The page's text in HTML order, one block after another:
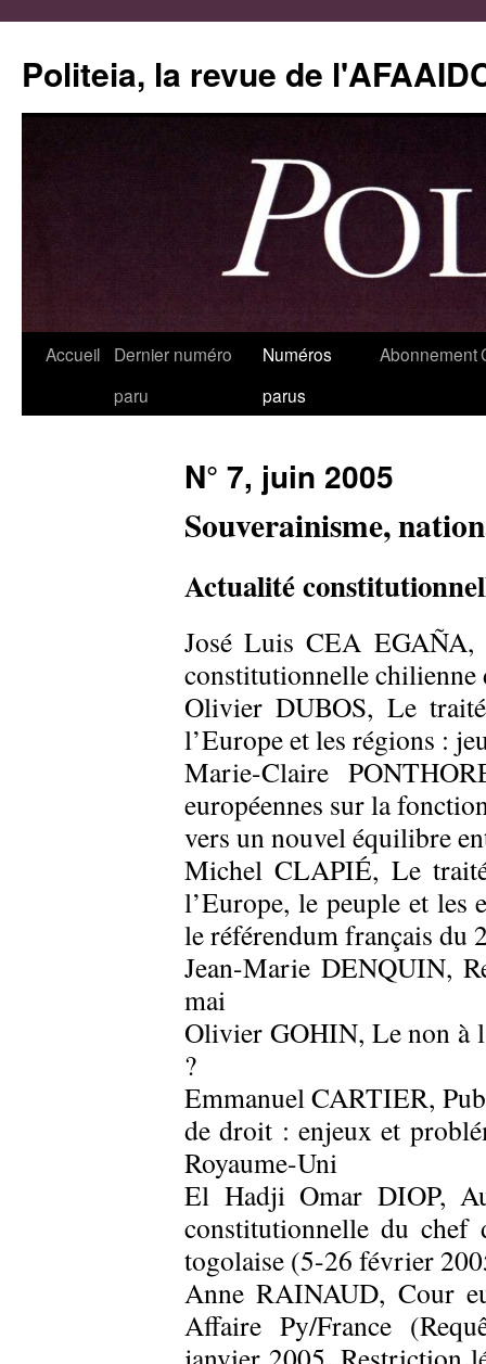
contenu
Politeia, la revue de
Accueil
Dernier numéro
paru
Numéros
parus
Abonnement
N° 7, juin 2005
Souverainisme,
Actualité
José Luis CEA EGAÑA,
constitutionnelle chilienne
Olivier DUBOS, Le
l’Europe et les régions :
Marie-Claire
européennes sur la
vers un nouvel équilibre
Michel CLAPIÉ, Le
l’Europe, le peuple et les
le référendum français du
Jean-Marie DENQUIN,
mai
Olivier GOHIN, Le non à
?
Emmanuel CARTIER,
de droit : enjeux et
Royaume-Uni
El Hadji Omar DIOP,
constitutionnelle du chef
togolaise (5-26 février
Anne RAINAUD, Cour
Affaire Py/France